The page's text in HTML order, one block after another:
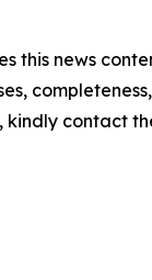
this news
kindly contact